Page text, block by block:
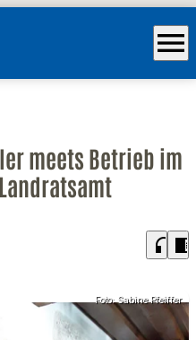
menu
meets Betrieb im
headphones chrome_reader_mode
Foto: Sabine Pfeiffer